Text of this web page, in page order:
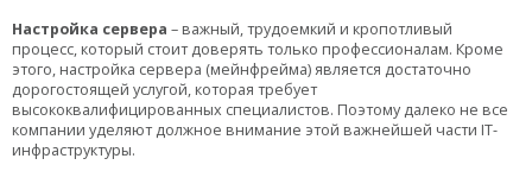
Настройка сервера – важный, трудоемкий и кропотливый
процесс, который стоит доверять только профессионалам. Кроме
этого, настройка сервера (мейнфрейма) является достаточно
дорогостоящей услугой, которая требует
высококвалифицированных специалистов. Поэтому далеко не все
компании уделяют должное внимание этой важнейшей части IT-
инфраструктуры.